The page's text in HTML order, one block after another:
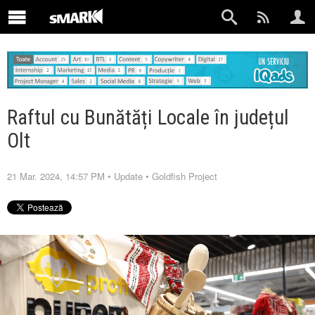
Raftul cu Bunătăți Locale în județul
Olt
21 Mar. 2024, 14:57 PM • Update • Goldfish Project